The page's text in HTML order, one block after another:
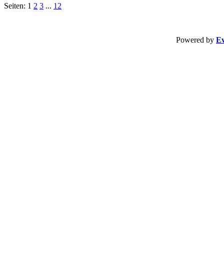
Seiten: 1 2 3 ... 12
Powered by